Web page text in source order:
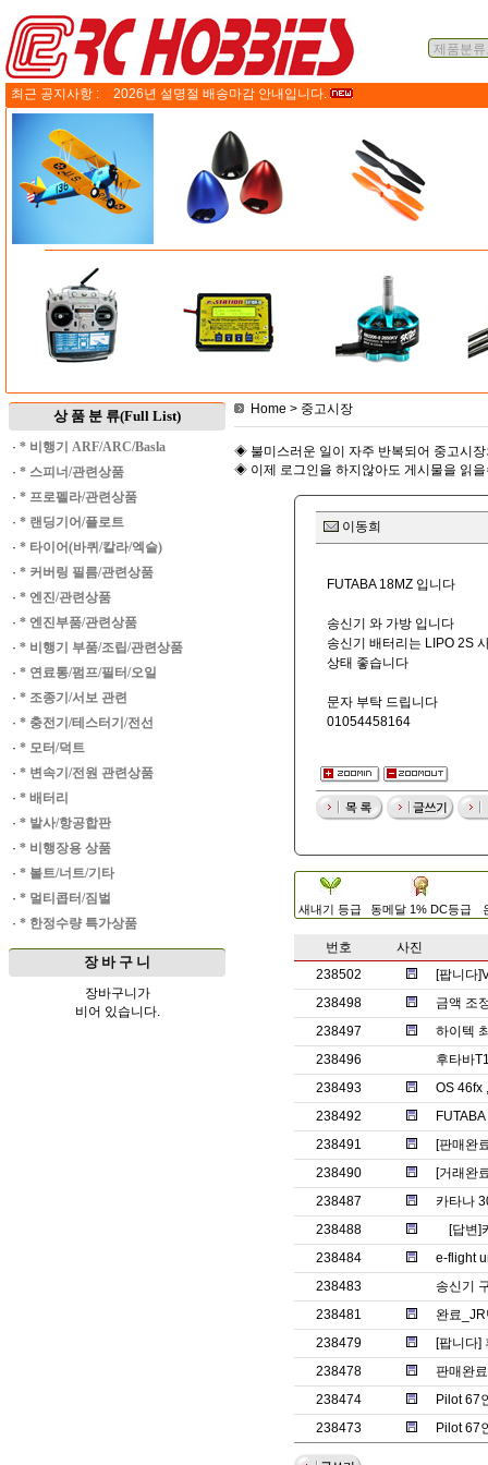
최근 공지사항 : 2026년 설명절 배송마감 안내입니다.
상 품 분 류(Full List)
· * 비행기 ARF/ARC/Basla
· * 스피너/관련상품
· * 프로펠라/관련상품
· * 랜딩기어/플로트
· * 타이어(바퀴/칼라/엑슬)
· * 커버링 필름/관련상품
· * 엔진/관련상품
· * 엔진부품/관련상품
· * 비행기 부품/조립/관련상품
· * 연료통/펌프/필터/오일
· * 조종기/서보 관련
· * 충전기/테스터기/전선
· * 모터/덕트
· * 변속기/전원 관련상품
· * 배터리
· * 발사/항공합판
· * 비행장용 상품
· * 볼트/너트/기타
· * 멀티콥터/짐벌
· * 한정수량 특가상품
장 바 구 니
장바구니가
비어 있습니다.
Home > 중고시장
◈ 불미스러운 일이 자주 반복되어 중고시
◈ 이제 로그인을 하지않아도 게시물을 읽
이동희
FUTABA 18MZ 입니다
송신기 와 가방 입니다
송신기 배터리는 LIPO 2S
상태 좋습니다
문자 부탁 드립니다
01054458164
새내기 등급 동메달 1% DC등급
번호
사진
238502
[팝니다
238498
금액 조
238497
하이텍
238496
후타바
238493
OS 46fx
238492
238491
[판매완
238490
[거래완
238487
카타나
238488
[답변]
238484
e-flight
238483
송신기
238481
완료
238479
[팝니다]
238478
판매완
238474
Pilot 67
238473
Pilot 67